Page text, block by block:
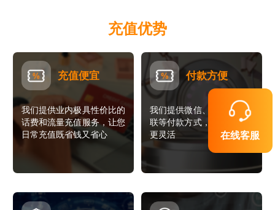
在线客服
充值优势
充值便宜
我们提供业内极具性价比的
话费和流量充值服务，让您
日常充值既省钱又省心
付款方便
我们提供微信、支付宝、银
联等付款方式，让您的支付
更灵活